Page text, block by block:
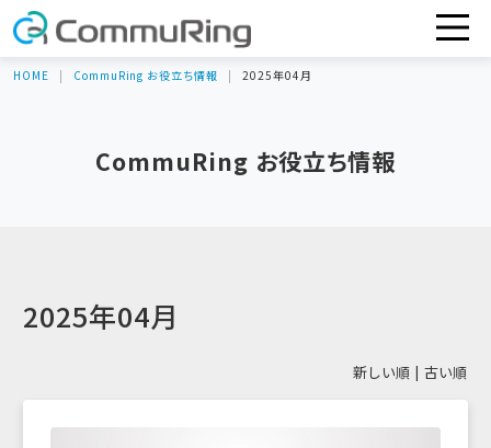
HOME CommuRing お役立ち情報 2025年04月
CommuRing お役立ち情報
2025年04月
新しい順 | 古い順